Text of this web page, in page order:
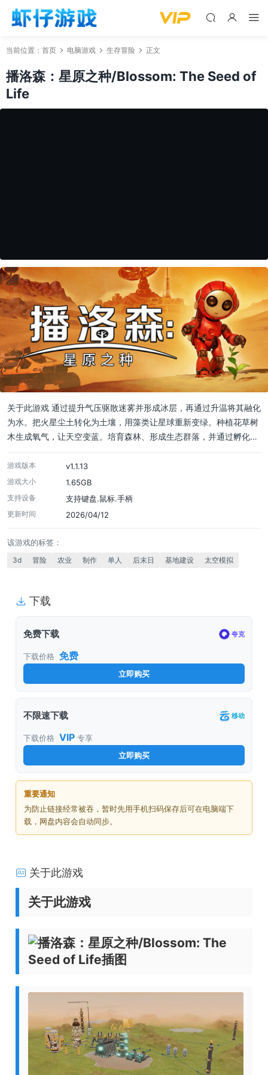
当前位置： 首页 电脑游戏 生存冒险 正文
播洛森：星原之种/Blossom: The Seed of
Life
关于此游戏 通过提升气压驱散迷雾并形成冰层，再通过升温将其融化
为水。把火星尘土转化为土壤，用藻类让星球重新变绿。种植花草树
木生成氧气，让天空变蓝。培育森林、形成生态群落，并通过孵化…
游戏版本 v1.1.13
游戏大小 1.65GB
支持设备 支持键盘.鼠标.手柄
更新时间 2026/04/12
该游戏的标签：
3d 冒险 农业 制作 单人 后末日 基地建设 太空模拟
下载
免费下载 夸克
下载价格 免费
立即购买
不限速下载 移动
下载价格 VIP 专享
立即购买
重要通知
为防止链接经常被吞，暂时先用手机扫码保存后可在电脑端下
载，网盘内容会自动同步。
关于此游戏
关于此游戏